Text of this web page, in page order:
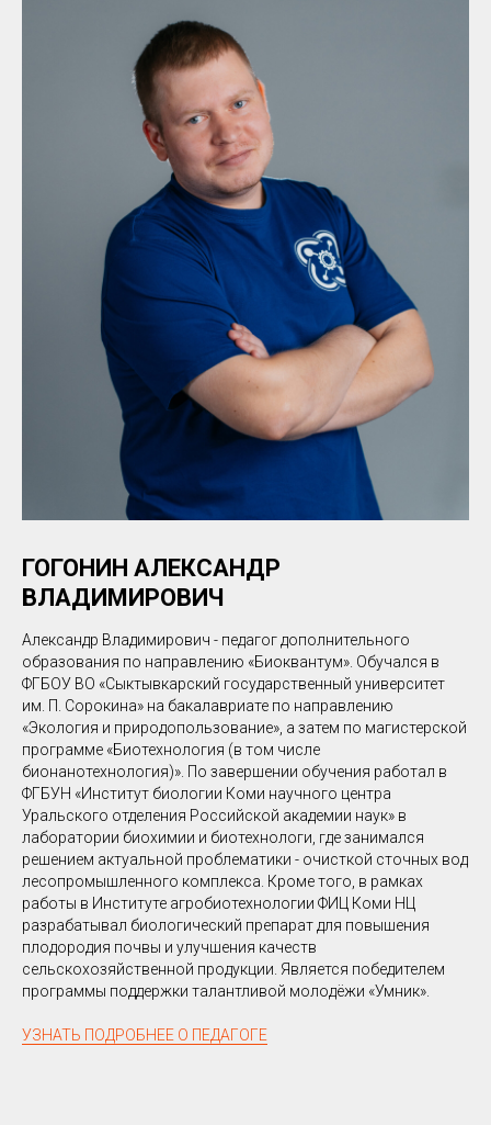
ГОГОНИН АЛЕКСАНДР
ВЛАДИМИРОВИЧ
Александр Владимирович - педагог дополнительного
образования по направлению «Биоквантум». Обучался в
ФГБОУ ВО «Сыктывкарский государственный университет
им. П. Сорокина» на бакалавриате по направлению
«Экология и природопользование», а затем по магистерской
программе «Биотехнология (в том числе
бионанотехнология)». По завершении обучения работал в
ФГБУН «Институт биологии Коми научного центра
Уральского отделения Российской академии наук» в
лаборатории биохимии и биотехнологи, где занимался
решением актуальной проблематики - очисткой сточных вод
лесопромышленного комплекса. Кроме того, в рамках
работы в Институте агробиотехнологии ФИЦ Коми НЦ
разрабатывал биологический препарат для повышения
плодородия почвы и улучшения качеств
сельскохозяйственной продукции. Является победителем
программы поддержки талантливой молодёжи «Умник».
УЗНАТЬ ПОДРОБНЕЕ О ПЕДАГОГЕ